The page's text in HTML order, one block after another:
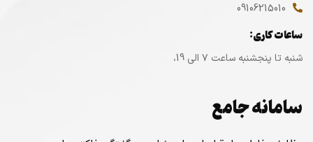
09106215010
ساعات کاری:
شنبه تا پنجشنبه ساعت ۷ الی 19،
سامانه جامع